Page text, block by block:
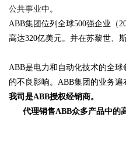
公共事业中。
ABB集团位列全球500强企业（
高达320亿美元。并在苏黎世、
ABB是电力和自动化技术的全
的不良影响。ABB集团的业务遍
我司是ABB授权经销商。
代理销售ABB众多产品中的